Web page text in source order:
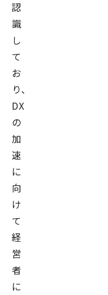
認
識
し
て
お
り、
DX
の
加
速
に
向
け
て
経
営
者
に